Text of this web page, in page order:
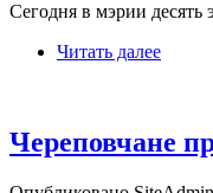
Сегодня в мэрии
Читать далее
Череповчане